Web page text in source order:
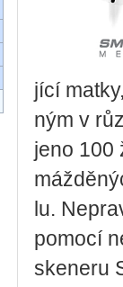
jí­cí
ným v
je­no 100
lu.
po­mo­cí
ske­ne­ru